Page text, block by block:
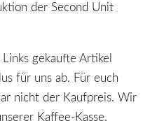
der Second Unit
gekaufte Artikel
für uns ab. Für euch
nicht der Kaufpreis. Wir
Kaffee-Kasse.